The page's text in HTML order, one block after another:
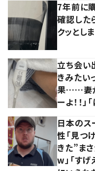
7年前に
確認した
クッとし
立ち会い
きみたい
果……妻が
ーよ！！」
日本のス
性「見つ
きた”ま
w」「す